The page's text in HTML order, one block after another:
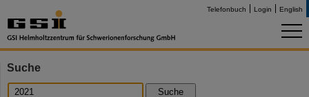
Telefonbuch Login English
Suche
Suche